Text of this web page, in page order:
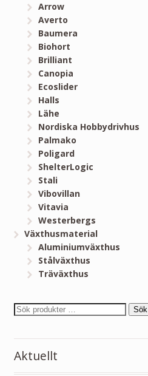
Arrow
Averto
Baumera
Biohort
Brilliant
Canopia
Ecoslider
Halls
Lähe
Nordiska Hobbydrivhus
Palmako
Poligard
ShelterLogic
Stali
Vibovillan
Vitavia
Westerbergs
Växthusmaterial
Aluminiumväxthus
Stålväxthus
Träväxthus
Sök
Aktuellt